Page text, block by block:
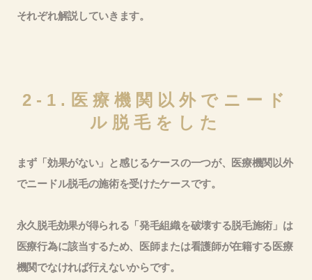
それぞれ解説していきます。
2-1.医療機関以外でニード
ル脱毛をした
まず「効果がない」と感じるケースの一つが、医療機関以外
でニードル脱毛の施術を受けたケースです。
永久脱毛効果が得られる「発毛組織を破壊する脱毛施術」は
医療行為に該当するため、医師または看護師が在籍する医療
機関でなければ行えないからです。